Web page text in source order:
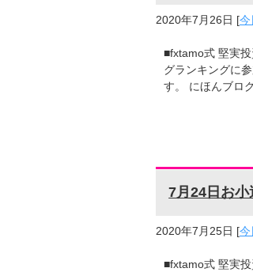
2020年7月26日 [今
■fxtamo式 堅実
グランキングに
す。 にほんブロ
7月24日お小
2020年7月25日 [今
■fxtamo式 堅実